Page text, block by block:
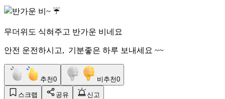
무더위도 식혀주고 반가운 비네요
안전 운전하시고, 기분좋은 하루 보내세요 ~~
추천0 비추천0
스크랩 공유
신고